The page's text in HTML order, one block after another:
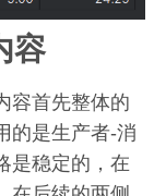
容
容首先整体的
的是生产者-消
是稳定的，在